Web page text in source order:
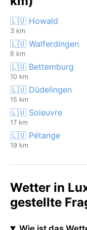
🇱🇺 Howald
3 km
🇱🇺 Walferdingen
6 km
🇱🇺 Bettemburg
10 km
🇱🇺 Düdelingen
15 km
🇱🇺 Soleuvre
17 km
🇱🇺 Pétange
19 km
Wetter in
gestellte